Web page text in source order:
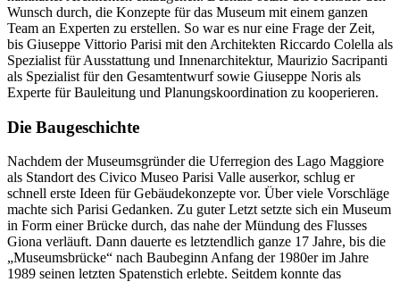
Wunsch durch, die Konzepte für das Museum mit einem ganzen
Team an Experten zu erstellen. So war es nur eine Frage der Zeit,
bis Giuseppe Vittorio Parisi mit den Architekten Riccardo Colella als
Spezialist für Ausstattung und Innenarchitektur, Maurizio Sacripanti
als Spezialist für den Gesamtentwurf sowie Giuseppe Noris als
Experte für Bauleitung und Planungskoordination zu kooperieren.
Die Baugeschichte
Nachdem der Museumsgründer die Uferregion des Lago Maggiore
als Standort des Civico Museo Parisi Valle auserkor, schlug er
schnell erste Ideen für Gebäudekonzepte vor. Über viele Vorschläge
machte sich Parisi Gedanken. Zu guter Letzt setzte sich ein Museum
in Form einer Brücke durch, das nahe der Mündung des Flusses
Giona verläuft. Dann dauerte es letztendlich ganze 17 Jahre, bis die
„Museumsbrücke“ nach Baubeginn Anfang der 1980er im Jahre
1989 seinen letzten Spatenstich erlebte. Seitdem konnte das